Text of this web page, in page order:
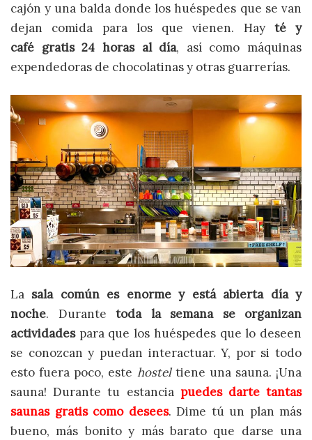
cajón y una balda donde los huéspedes que se van
dejan comida para los que vienen. Hay té y
café gratis 24 horas al día, así como máquinas
expendedoras de chocolatinas y otras guarrerías.
La sala común es enorme y está abierta día y
noche. Durante toda la semana se organizan
actividadespara que los huéspedes que lo deseen
se conozcan y puedan interactuar. Y, por si todo
esto fuera poco, este hosteltiene una sauna. ¡Una
sauna! Durante tu estancia puedes darte tantas
saunas gratis como desees. Dime tú un plan más
bueno, más bonito y más barato que darse una